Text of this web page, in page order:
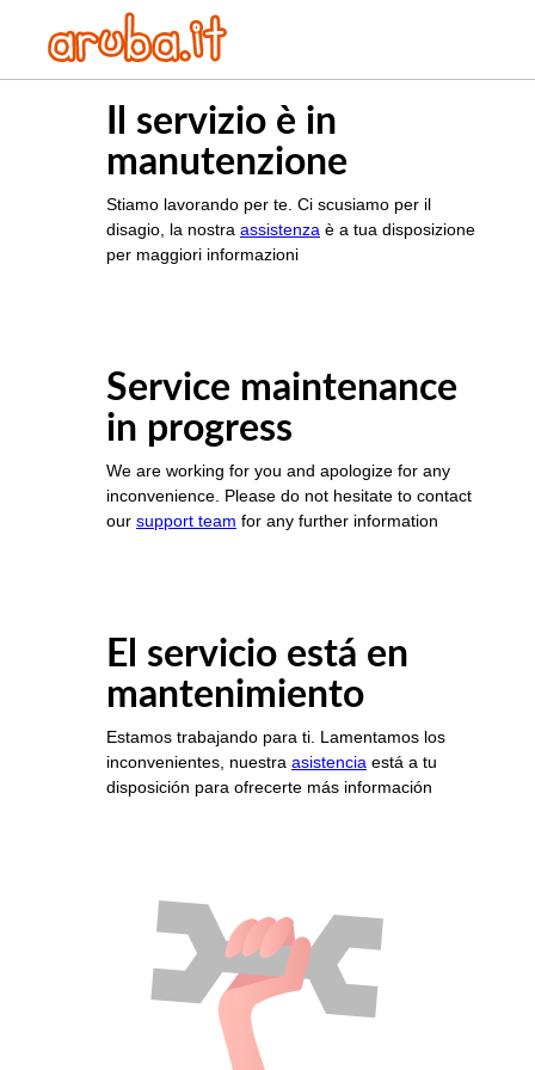
Il servizio è in
manutenzione
Stiamo lavorando per te. Ci scusiamo per il
disagio, la nostra assistenza è a tua disposizione
per maggiori informazioni
Service maintenance
in progress
We are working for you and apologize for any
inconvenience. Please do not hesitate to contact
our support team for any further information
El servicio está en
mantenimiento
Estamos trabajando para ti. Lamentamos los
inconvenientes, nuestra asistencia está a tu
disposición para ofrecerte más información